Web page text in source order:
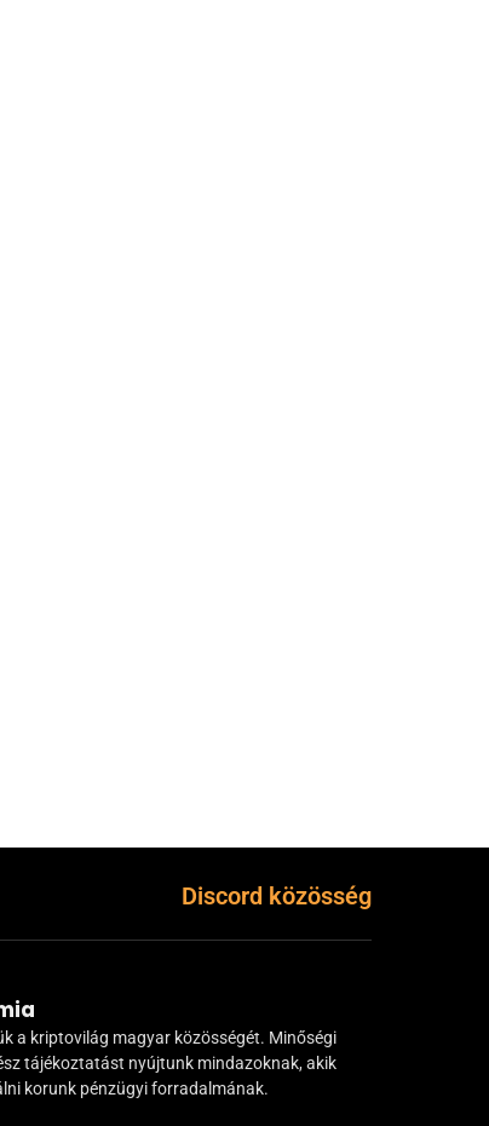
Discord közösség
a kriptovilág magyar közösségét. Minőségi
tájékoztatást nyújtunk mindazoknak, akik
korunk pénzügyi forradalmának.